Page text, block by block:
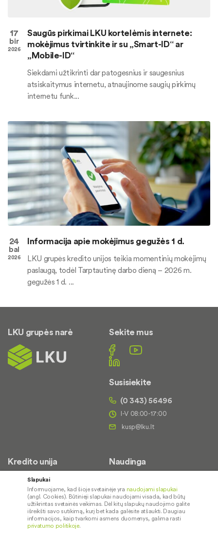
17
bir
2026
Saugūs pirkimai LKU kortelėmis internete:
mokėjimus tvirtinkite ir su „Smart-ID“ ar
„Mobile-ID“
Siekdami užtikrinti dar patogesnius ir saugesnius
atsiskaitymus internetu, atnaujinome saugių pirkimų
internetu funk...
24
bal
2026
Informacija apie mokėjimus gegužės 1 d.
LKU grupės kredito unijos teikia momentinių mokėjimų
paslaugą, todėl Tarptautinę darbo dieną – 2026 m.
gegužės 1 d. ...
LKU grupės narė Sekite mus
Susisiekite
(0 343) 56496
I-V 08:00-17:00
Kredito unija
Apie mus
Kontaktai
Karjera
Socialinė atsakomybė
Naudinga
Palūkanų normos
Paslaugų teikimo sąlygos ir
įkainiai
Slapukai
Informuojame, kad šioje svetainėje yra naudojami slapukai
(angl. Cookies). Būtinieji slapukai naudojami visada, kad būtų
užtikrintas svetainės veikimas. Dėl kitų slapukų naudojimo galite
išreikšti savo sutikimą, kurį bet kada galėsite atšaukti. Daugiau
informacijos, kaip tvarkomi asmens duomenys, galima rasti
privatumo politikoje.